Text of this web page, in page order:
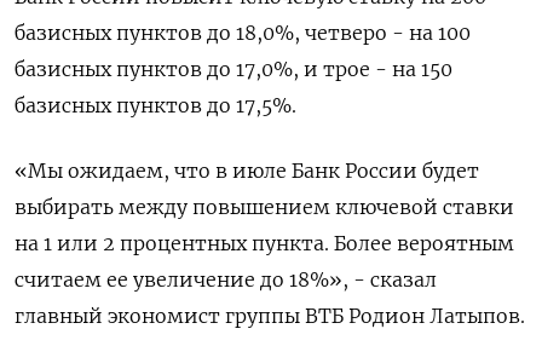
базисных пунктов до 18,0%, четверо - на 100
базисных пунктов до 17,0%, и трое - на 150
базисных пунктов до 17,5%.
«Мы ожидаем, что в июле Банк России будет
выбирать между повышением ключевой ставки
на 1 или 2 процентных пункта. Более вероятным
считаем ее увеличение до 18%», - сказал
главный экономист группы ВТБ Родион Латыпов.